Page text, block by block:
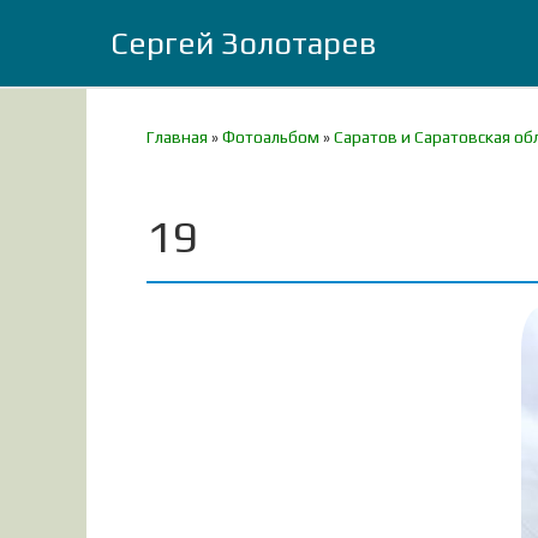
Сергей Золотарев
Главная »Фотоальбом »Саратов и Саратовская
19